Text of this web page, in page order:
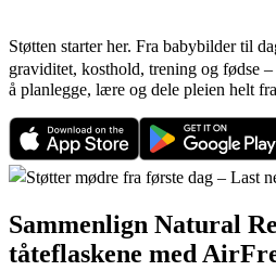
Støtten starter her. Fra babybilder til
graviditet, kosthold, trening og fødse
å planlegge, lære og dele pleien helt
Sammenlign Natural
tåteflaskene med